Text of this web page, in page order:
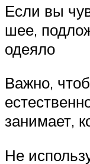
Если вы
шее,
одеяло
Важно,
занимает,
Не